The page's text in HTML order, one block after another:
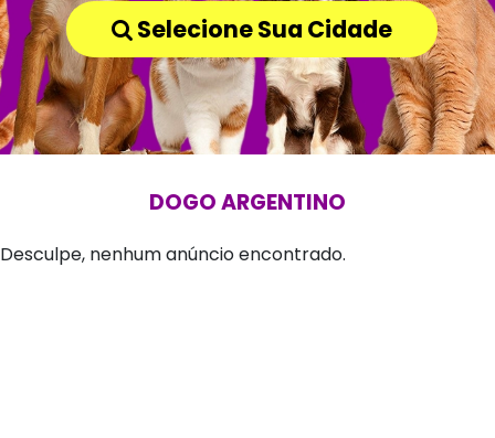
Selecione Sua Cidade
DOGO ARGENTINO
Desculpe, nenhum anúncio encontrado.